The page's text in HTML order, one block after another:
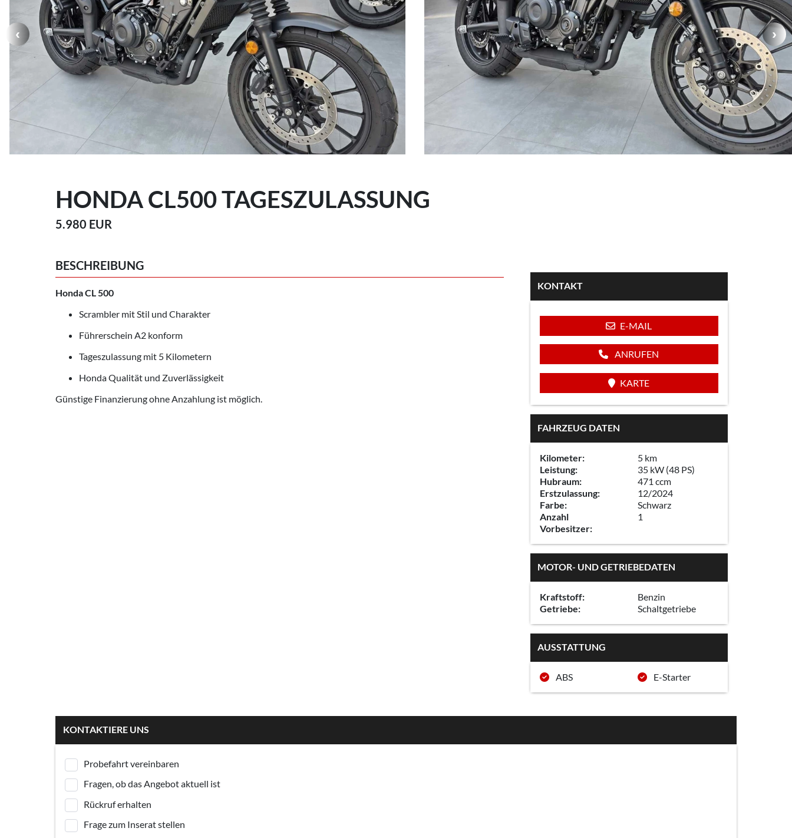
HONDA CL500 TAGESZULASSUNG
5.980 EUR
BESCHREIBUNG
Honda CL 500
Scrambler mit Stil und Charakter
Führerschein A2 konform
Tageszulassung mit 5 Kilometern
Honda Qualität und Zuverlässigkeit
Günstige Finanzierung ohne Anzahlung ist möglich.
KONTAKT
E-MAIL
ANRUFEN
KARTE
FAHRZEUG DATEN
Kilometer:
5 km
Leistung:
35 kW (48 PS)
Hubraum:
471 ccm
Erstzulassung:
12/2024
Farbe:
Schwarz
Anzahl
Vorbesitzer:
1
MOTOR- UND GETRIEBEDATEN
Kraftstoff:
Benzin
Getriebe:
Schaltgetriebe
AUSSTATTUNG
ABS E-Starter
KONTAKTIERE UNS
Probefahrt vereinbaren
Fragen, ob das Angebot aktuell ist
Rückruf erhalten
Frage zum Inserat stellen